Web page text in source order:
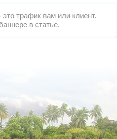
это трафик вам или клиент.
в статье.